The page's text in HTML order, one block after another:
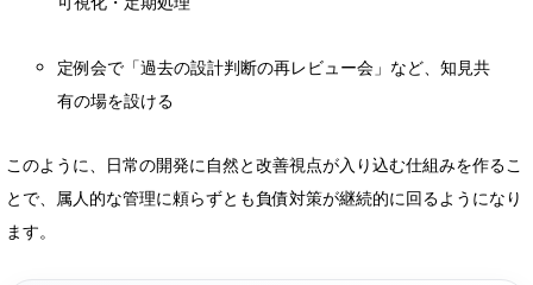
定例会で「過去の設計判断の再レビュー会」など、知見共
有の場を設ける
このように、日常の開発に自然と改善視点が入り込む仕組みを作るこ
とで、属人的な管理に頼らずとも負債対策が継続的に回るようになり
ます。